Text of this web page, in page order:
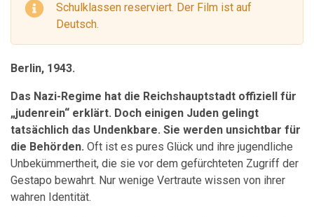
Schulklassen reserviert. Der Film ist auf
Deutsch.
Berlin, 1943.
Das Nazi-Regime hat die Reichshauptstadt offiziell für
„judenrein“ erklärt. Doch einigen Juden gelingt
tatsächlich das Undenkbare. Sie werden unsichtbar für
die Behörden. Oft ist es pures Glück und ihre jugendliche
Unbekümmertheit, die sie vor dem gefürchteten Zugriff der
Gestapo bewahrt. Nur wenige Vertraute wissen von ihrer
wahren Identität.